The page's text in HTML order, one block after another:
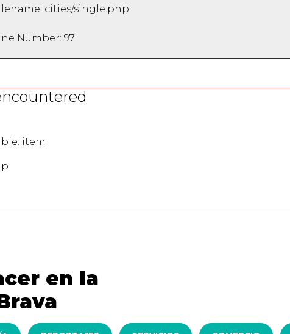
cities/single.php
Number: 97
item
en la